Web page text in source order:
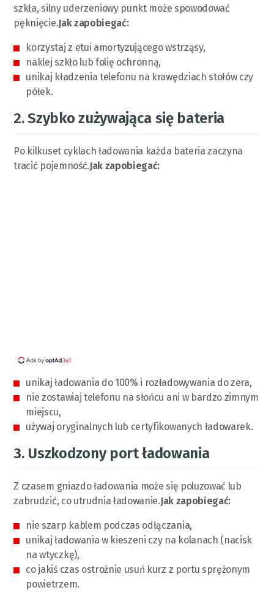
szkła, silny uderzeniowy punkt może spowodować
pęknięcie.Jak zapobiegać:
korzystaj z etui amortyzującego wstrząsy,
naklej szkło lub folię ochronną,
unikaj kładzenia telefonu na krawędziach stołów czy
półek.
2. Szybko zużywająca się bateria
Po kilkuset cyklach ładowania każda bateria zaczyna
tracić pojemność.Jak zapobiegać:
unikaj ładowania do 100% i rozładowywania do zera,
nie zostawiaj telefonu na słońcu ani w bardzo zimnym
miejscu,
używaj oryginalnych lub certyfikowanych ładowarek.
3. Uszkodzony port ładowania
Z czasem gniazdo ładowania może się poluzować lub
zabrudzić, co utrudnia ładowanie.Jak zapobiegać:
nie szarp kablem podczas odłączania,
unikaj ładowania w kieszeni czy na kolanach (nacisk
na wtyczkę),
co jakiś czas ostrożnie usuń kurz z portu sprężonym
powietrzem.